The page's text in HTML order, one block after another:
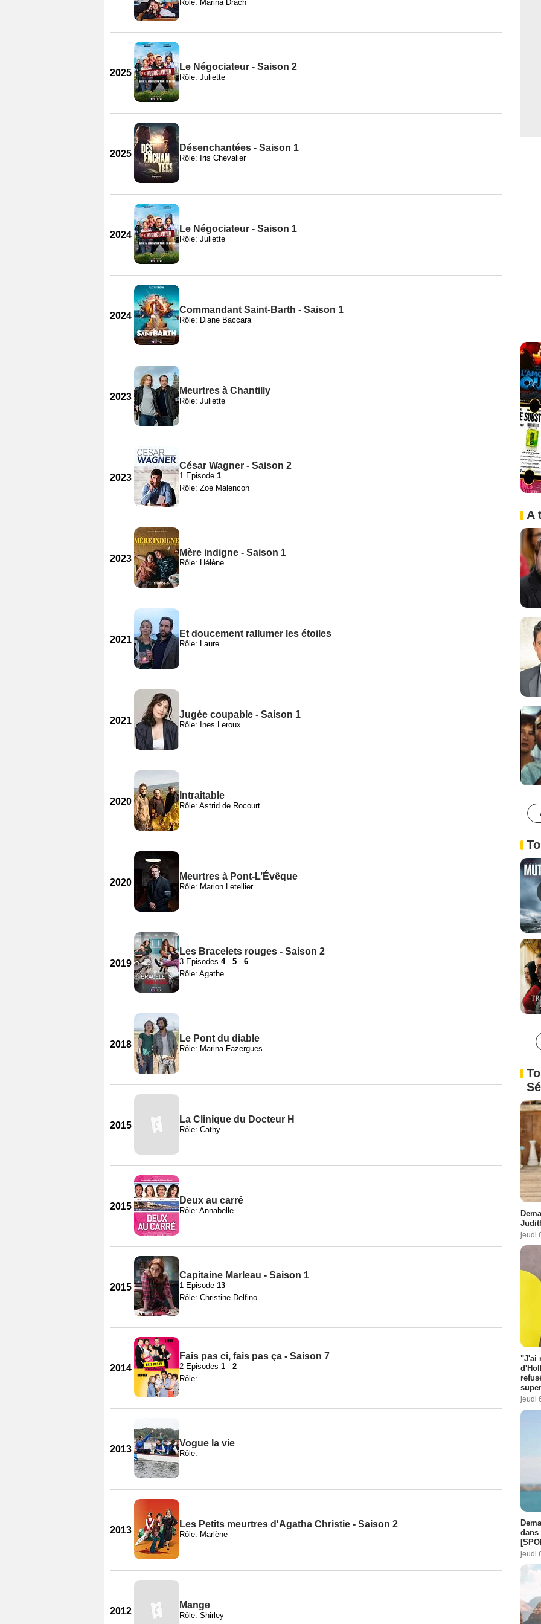
Rôle: Marina Drach
2025
Le Négociateur - Saison 2
Rôle: Juliette
2025
Désenchantées - Saison 1
Rôle: Iris Chevalier
2024
Le Négociateur - Saison 1
Rôle: Juliette
2024
Commandant Saint-Barth - Saison 1
Rôle: Diane Baccara
2023
Meurtres à Chantilly
Rôle: Juliette
2023
César Wagner - Saison 2
1 Episode 1
Rôle: Zoé Malencon
2023
Mère indigne - Saison 1
Rôle: Hélène
2021
Et doucement rallumer les étoiles
Rôle: Laure
2021
Jugée coupable - Saison 1
Rôle: Ines Leroux
2020
Intraitable
Rôle: Astrid de Rocourt
2020
Meurtres à Pont-L’Évêque
Rôle: Marion Letellier
2019
Les Bracelets rouges - Saison 2
3 Episodes 4- 5 - 6
Rôle: Agathe
2018
Le Pont du diable
Rôle: Marina Fazergues
2015
La Clinique du Docteur H
Rôle: Cathy
2015
Deux au carré
Rôle: Annabelle
2015
Capitaine Marleau - Saison 1
1 Episode 13
Rôle: Christine Delfino
2014
Fais pas ci, fais pas ça - Saison 7
2 Episodes 1 - 2
Rôle: -
2013
Vogue la vie
Rôle: -
2013
Les Petits meurtres d'Agatha Christie - Saison 2
Rôle: Marlène
2012
Mange
Rôle: Shirley
A
jeudi
"J'ai
jeudi
dans
jeudi